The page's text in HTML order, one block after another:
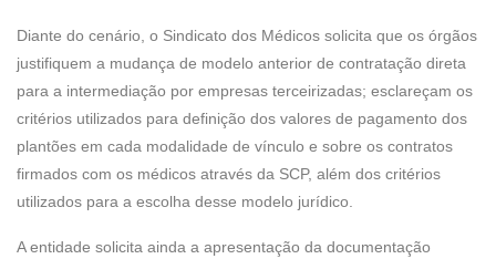
Diante do cenário, o Sindicato dos Médicos solicita que os órgãos
justifiquem a mudança de modelo anterior de contratação direta
para a intermediação por empresas terceirizadas; esclareçam os
critérios utilizados para definição dos valores de pagamento dos
plantões em cada modalidade de vínculo e sobre os contratos
firmados com os médicos através da SCP, além dos critérios
utilizados para a escolha desse modelo jurídico.
A entidade solicita ainda a apresentação da documentação